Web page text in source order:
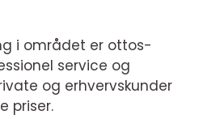
i området er ottos-
service og
og erhvervskunder
priser.